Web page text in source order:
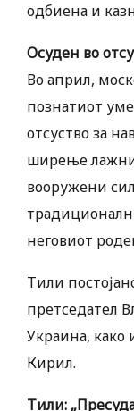
одбиена и
Осуден во
Во април,
познатиот
отсуство за
ширење
вооружени
неговиот
Тили
претседател
Украина, како
Кирил.
Тили: